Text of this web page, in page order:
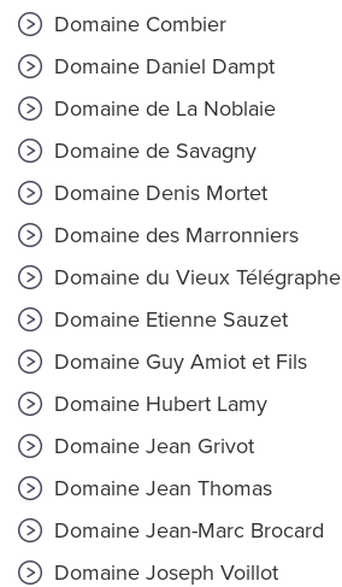
Domaine Combier
Domaine Daniel Dampt
Domaine de La Noblaie
Domaine de Savagny
Domaine Denis Mortet
Domaine des Marronniers
Domaine du Vieux Télégraphe
Domaine Etienne Sauzet
Domaine Guy Amiot et Fils
Domaine Hubert Lamy
Domaine Jean Grivot
Domaine Jean Thomas
Domaine Jean-Marc Brocard
Domaine Joseph Voillot